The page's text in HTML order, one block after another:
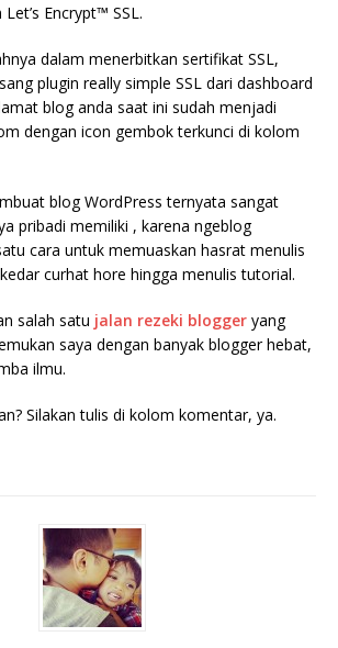
Let’s Encrypt™ SSL.
dalam menerbitkan sertifikat SSL,
plugin really simple SSL dari dashboard
blog anda saat ini sudah menjadi
dengan icon gembok terkunci di kolom
blog WordPress ternyata sangat
pribadi memiliki , karena ngeblog
cara untuk memuaskan hasrat menulis
curhat hore hingga menulis tutorial.
salah satu jalan rezeki blogger yang
saya dengan banyak blogger hebat,
ilmu.
Silakan tulis di kolom komentar, ya.